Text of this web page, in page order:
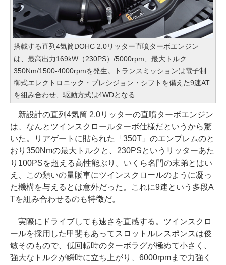
搭載する直列4気筒DOHC 2.0リッター直噴ターボエンジン
は、最高出力169kW（230PS）/5000rpm、最大トルク
350Nm/1500-4000rpmを発生。トランスミッションは電子制
御式エレクトロニック・プレシジョン・シフトを備えた9速AT
を組み合わせ、駆動方式は4WDとなる
新設計の直列4気筒 2.0リッターの直噴ターボエンジン
は、なんとツインスクロールターボ仕様だというから驚
いた。リアゲートに貼られた「350T」のエンブレムのと
おり350Nmの最大トルクと、230PSというリッターあた
り100PSを超える高性能ぶり。いくら名門の末弟とはい
え、この類いの量販車にツインスクロールのように凝っ
た機構を与えるとは意外だった。これに9速という多段A
Tを組み合わせるのも特徴だ。
実際にドライブしても速さを直感する。ツインスクロ
ールを採用した甲斐もあってスロットルレスポンスは俊
敏そのもので、低回転時のターボラグが極めて小さく、
強大なトルクが瞬時に立ち上がり、6000rpmまで力強く